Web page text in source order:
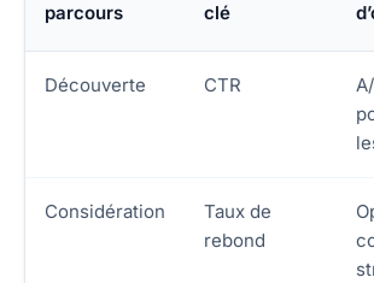
parcours
clé
Découverte CTR
Considération
Taux de
rebond